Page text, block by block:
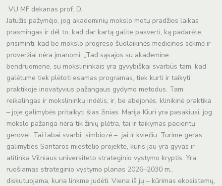
VU MF dekanas prof. D.
Jatužis pažymėjo, jog akademinių mokslo metų pradžios laikas
prasmingas ir dėl to, kad dar kartą galite pasverti, ką padarėte,
prisiminti, kad be mokslo progreso šuolaikinės medicinos sėkmė ir
proveržiai nėra įmanomi. „Tad sąsajos su akademine
bendruomene, su mokslininkais yra gyvybiškai svarbūs tam, kad
galėtume tiek plėtoti esamas programas, tiek kurti ir taikyti
praktikoje inovatyvius pažangaus gydymo metodus. Tam
reikalingas ir mokslininkų indėlis, ir, be abejonės, klinikinė praktika
– joje galimybės pritaikyti šias žinias. Marija Kiuri yra pasakiusi, jog
mokslo pažanga nėra tik žinių plėtra, tai ir taikymas pacientų
gerovei. Tai labai svarbi simbiozė – jai ir kviečiu. Turime geras
galimybes Santaros miestelio projekte, kuris jau yra gyvas ir
atitinka Vilniaus universiteto strateginio vystymo kryptis. Yra
ruošiamas strateginio vystymo planas 2026–2030 m.,
diskutuojama, kuria linkme judėti. Viena iš jų – kūrimas ekosistemų,